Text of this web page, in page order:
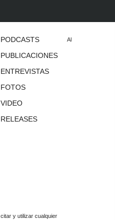
PODCASTS
PUBLICACIONES
ENTREVISTAS
FOTOS
VIDEO
RELEASES
Al
citar y utilizar cualquier